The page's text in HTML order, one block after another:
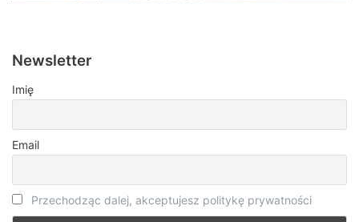
Newsletter
Imię
Email
Przechodząc dalej, akceptujesz politykę prywatności